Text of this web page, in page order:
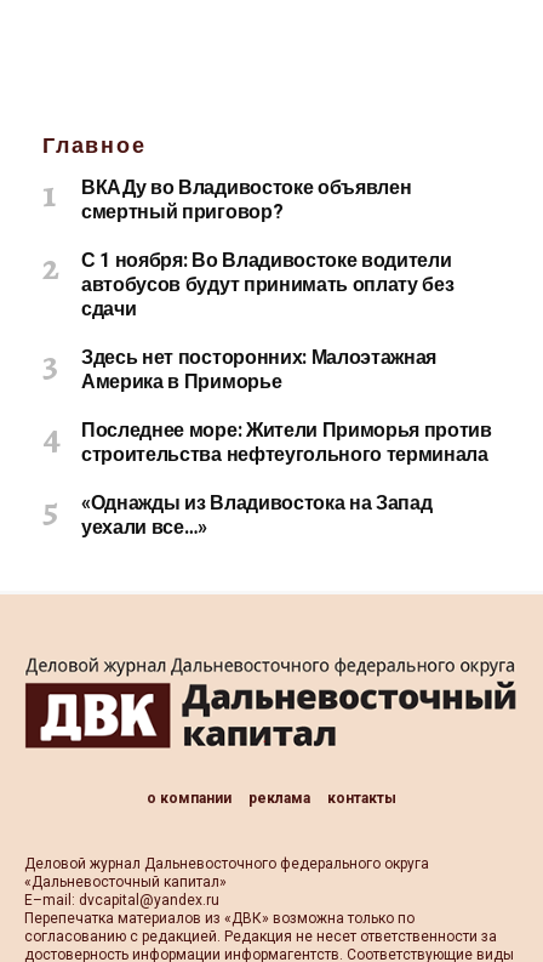
Главное
ВКАДу во Владивостоке объявлен
смертный приговор?
С 1 ноября: Во Владивостоке водители
автобусов будут принимать оплату без
сдачи
Здесь нет посторонних: Малоэтажная
Америка в Приморье
Последнее море: Жители Приморья против
строительства нефтеугольного терминала
«Однажды из Владивостока на Запад
уехали все…»
о компании реклама контакты
Деловой журнал Дальневосточного федерального округа
«Дальневосточный капитал»
Е–mail: dvcapital@yandex.ru
Перепечатка материалов из «ДВК» возможна только по
согласованию с редакцией. Редакция не несет ответственности за
достоверность информации информагентств. Соответствующие виды